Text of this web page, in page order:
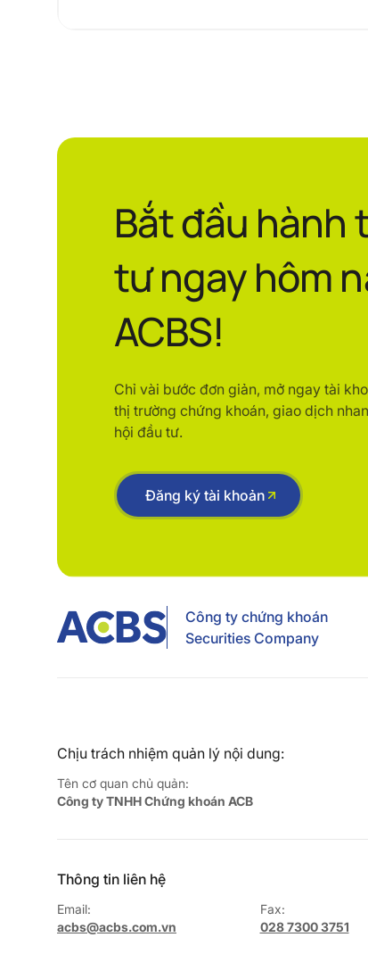
Bắt đầu hành
tư ngay hôm
ACBS!
Chỉ vài bước đơn giản, mở ngay tài
thị trường chứng khoán, giao dịch
hội đầu tư.
Đăng ký tài khoản
Công ty chứng khoán
Securities Company
Chịu trách nhiệm quản lý nội dung:
Tên cơ quan chủ quản:
Công ty TNHH Chứng khoán ACB
Thông tin liên hệ
Email:
acbs@acbs.com.vn
Fax:
028 7300 3751